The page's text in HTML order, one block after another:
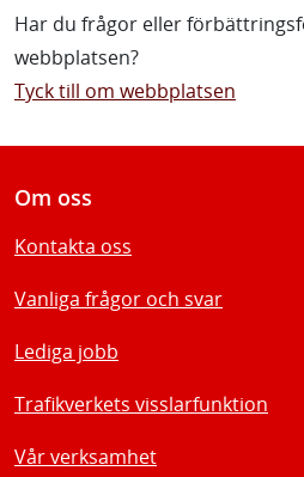
Har du frågor eller
webbplatsen?
Tyck till om webbplatsen
Om oss
Kontakta oss
Vanliga frågor och svar
Lediga jobb
Trafikverkets visslarfunktion
Vår verksamhet